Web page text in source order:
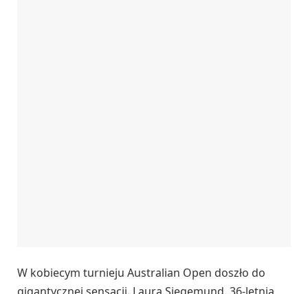
W kobiecym turnieju Australian Open doszło do